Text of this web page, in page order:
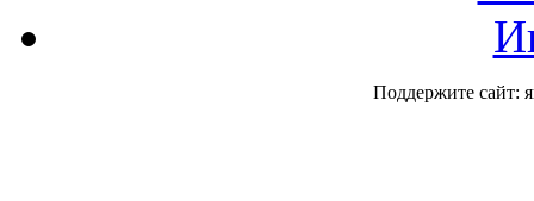
Поддержите сайт: